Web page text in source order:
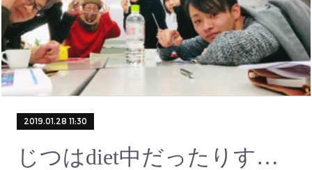
2019.01.28 11:30
じつはdiet中だったりする中の豪華なお弁当！